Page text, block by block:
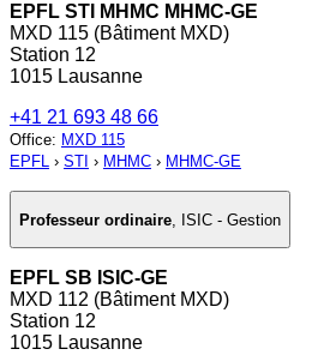
EPFL STI MHMC MHMC-GE
MXD 115 (Bâtiment MXD)
Station 12
1015 Lausanne
+41 21 693 48 66
Office: MXD 115
EPFL › STI › MHMC › MHMC-GE
Professeur ordinaire ISIC - Gestion
EPFL SB ISIC-GE
MXD 112 (Bâtiment MXD)
Station 12
1015 Lausanne